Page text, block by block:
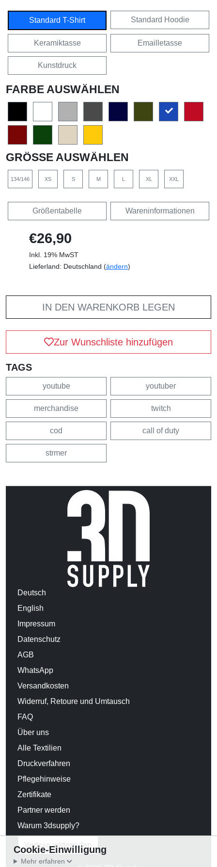
Standard T-Shirt Standard Hoodie
Keramiktasse Emailletasse
Kunstdruck
FARBE AUSWÄHLEN
GRÖSSE AUSWÄHLEN
134/146 XS S M L XL XXL
Größentabelle Wareninformationen
€26,90
Inkl. 19% MwST
Lieferland: Deutschland (ändern)
IN DEN WARENKORB LEGEN
Zur Wunschliste hinzufügen
TAGS
youtube youtuber
merchandise twitch
cod call of duty
strmer
Deutsch
English
Impressum
Datenschutz
AGB
WhatsApp
Versandkosten
Widerruf, Retoure und Umtausch
FAQ
Über uns
Alle Textilien
Druckverfahren
Pflegehinweise
Zertifikate
Partner werden
Warum 3dsupply?
Vertrag widerrufen
Cookie-Einwilligung
Mehr erfahren